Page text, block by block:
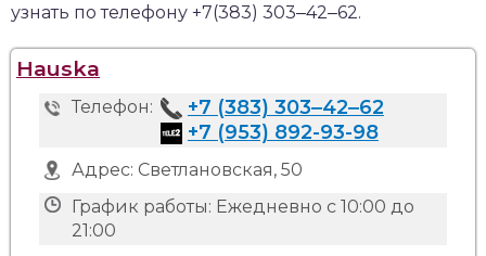
узнать по телефону +7(383) 303‒42‒62.
Hauska
Телефон:
+7 (383) 303‒42‒62
+7 (953) 892-93-98
Адрес: Светлановская, 50
График работы: Ежедневно с 10:00 до
21:00